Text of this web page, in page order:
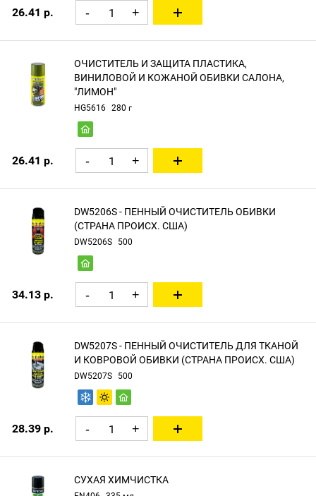
26.41 р. - +
ОЧИСТИТЕЛЬ И ЗАЩИТА ПЛАСТИКА,
ВИНИЛОВОЙ И КОЖАНОЙ ОБИВКИ САЛОНА,
"ЛИМОН"
HG5616 280 г
26.41 р. - +
DW5206S - ПЕННЫЙ ОЧИСТИТЕЛЬ ОБИВКИ
(СТРАНА ПРОИСХ. США)
DW5206S 500
34.13 р. - +
DW5207S - ПЕННЫЙ ОЧИСТИТЕЛЬ ДЛЯ ТКАНОЙ
И КОВРОВОЙ ОБИВКИ (СТРАНА ПРОИСХ. США)
DW5207S 500
28.39 р. - +
СУХАЯ ХИМЧИСТКА